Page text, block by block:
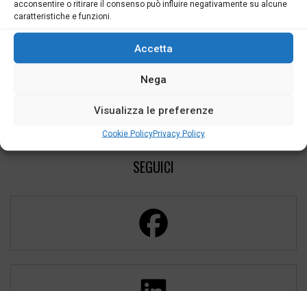
acconsentire o ritirare il consenso può influire negativamente su alcune
caratteristiche e funzioni.
Accetta
Nega
Visualizza le preferenze
Cookie PolicyPrivacy Policy
SEGUICI